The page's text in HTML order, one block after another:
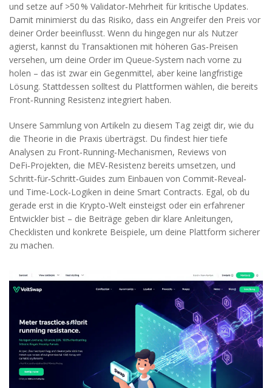
und setze auf >50 % Validator‑Mehrheit für kritische Updates.
Damit minimierst du das Risiko, dass ein Angreifer den Preis vor
deiner Order beeinflusst. Wenn du hingegen nur als Nutzer
agierst, kannst du Transaktionen mit höheren Gas‑Preisen
versehen, um deine Order im Queue‑System nach vorne zu
holen – das ist zwar ein Gegenmittel, aber keine langfristige
Lösung. Stattdessen solltest du Plattformen wählen, die bereits
Front‑Running Resistenz integriert haben.
Unsere Sammlung von Artikeln zu diesem Tag zeigt dir, wie du
die Theorie in die Praxis überträgst. Du findest hier tiefe
Analysen zu Front‑Running‑Mechanismen, Reviews von
DeFi‑Projekten, die MEV‑Resistenz bereits umsetzen, und
Schritt‑für‑Schritt‑Guides zum Einbauen von Commit‑Reveal‑
und Time‑Lock‑Logiken in deine Smart Contracts. Egal, ob du
gerade erst in die Krypto‑Welt einsteigst oder ein erfahrener
Entwickler bist – die Beiträge geben dir klare Anleitungen,
Checklisten und konkrete Beispiele, um deine Plattform sicherer
zu machen.